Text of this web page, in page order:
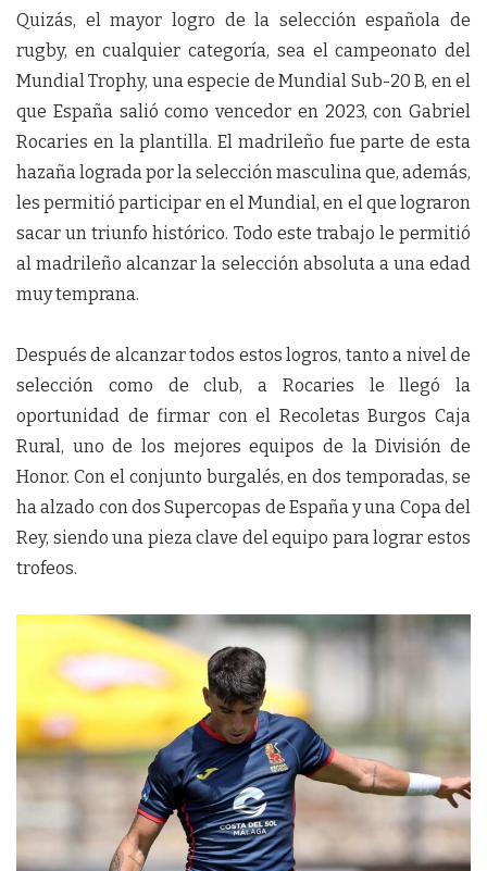
Quizás, el mayor logro de la selección española de
rugby, en cualquier categoría, sea el campeonato del
Mundial Trophy, una especie de Mundial Sub-20 B, en el
que España salió como vencedor en 2023, con Gabriel
Rocaries en la plantilla. El madrileño fue parte de esta
hazaña lograda por la selección masculina que, además,
les permitió participar en el Mundial, en el que lograron
sacar un triunfo histórico. Todo este trabajo le permitió
al madrileño alcanzar la selección absoluta a una edad
muy temprana.
Después de alcanzar todos estos logros, tanto a nivel de
selección como de club, a Rocaries le llegó la
oportunidad de firmar con el Recoletas Burgos Caja
Rural, uno de los mejores equipos de la División de
Honor. Con el conjunto burgalés, en dos temporadas, se
ha alzado con dos Supercopas de España y una Copa del
Rey, siendo una pieza clave del equipo para lograr estos
trofeos.